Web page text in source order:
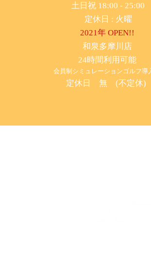
土日祝 18:00 - 25:00
​定休日 : 火曜
2021年 OPEN!!
​和泉多摩川店
24時間利用可能
会員制シミュレーションゴルフ導
定休日 無 (不定休)